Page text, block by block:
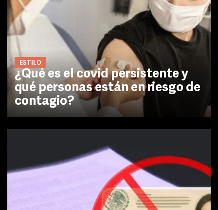
ESTILO
¿Qué es el covid persistente y
qué personas están en riesgo de
contagio?